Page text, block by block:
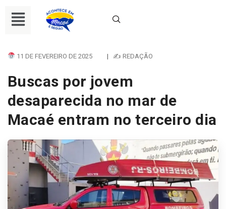
11 DE FEVEREIRO DE 2025 | ✍ REDAÇÃO
Buscas por jovem
desaparecida no mar de
Macaé entram no terceiro dia